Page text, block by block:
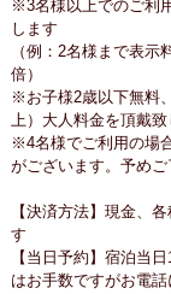
※3名様以上でのご利
します
（例：2名様まで表
倍）
※お子様2歳以下無料
上）大人料金を頂戴致
※4名様でご利用の場
がございます。予め
【決済方法】現金、
す
【当日予約】宿泊当
はお手数ですがお電